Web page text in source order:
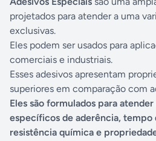
projetados para atender a uma
exclusivas.
Eles podem ser usados para
comerciais e industriais.
Esses adesivos apresentam
superiores em comparação com
Eles são formulados para
específicos de aderência,
resistência química e